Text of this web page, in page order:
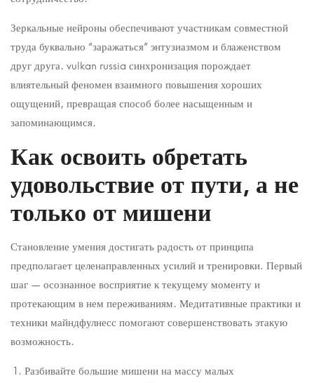
Зеркальные нейроны обеспечивают участникам совместной
труда буквально “заражаться” энтузиазмом и блаженством
друг друга. vulkan russia синхронизация порождает
влиятельный феномен взаимного повышения хороших
ощущений, превращая способ более насыщенным и
запоминающимся.
Как освоить обретать
удовольствие от пути, а не
только от мишени
Становление умения достигать радость от принципа
предполагает целенаправленных усилий и тренировки. Первый
шаг — осознанное восприятие к текущему моменту и
протекающим в нем переживаниям. Медитативные практики и
техники майндфулнесс помогают совершенствовать этакую
возможность.
Разбивайте большие мишени на массу малых